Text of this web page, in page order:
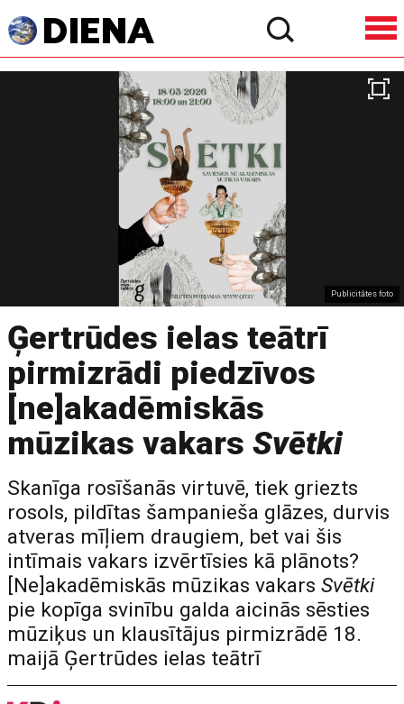
Publicitātes foto
Ģertrūdes ielas teātrī
pirmizrādi piedzīvos
[ne]akadēmiskās
mūzikas vakarsSvētki
Skanīga rosīšanās virtuvē, tiek griezts
rosols, pildītas šampanieša glāzes, durvis
atveras mīļiem draugiem, bet vai šis
intīmais vakars izvērtīsies kā plānots?
[Ne]akadēmiskās mūzikas vakarsSvētki
pie kopīga svinību galda aicinās sēsties
mūziķus un klausītājus pirmizrādē 18.
maijā Ģertrūdes ielas teātrī